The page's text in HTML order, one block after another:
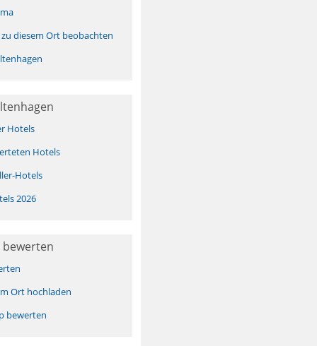
diesem Ort beobachten
Hotels
Hotels
Hotels
2026
Ort hochladen
bewerten